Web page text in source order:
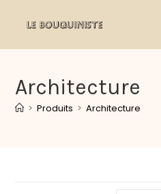
Architecture
> Produits > Architecture